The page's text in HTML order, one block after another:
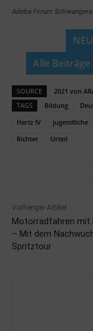
Adeba Forum
Alle Beiträge
SOURCE
2021 von
TAGS
Bildung
Hartz IV
jugendliche
Richter
Urteil
Vorheriger Artikel
Motorradfahren mit
– Mit dem
Spritztour